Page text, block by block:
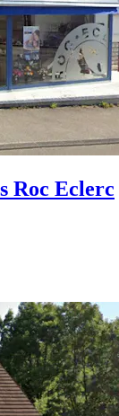
Roc Eclerc